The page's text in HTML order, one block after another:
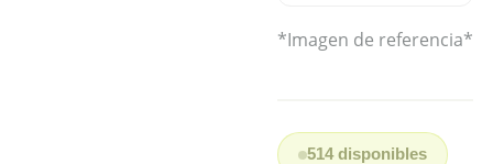
*Imagen de referencia*
514 disponibles